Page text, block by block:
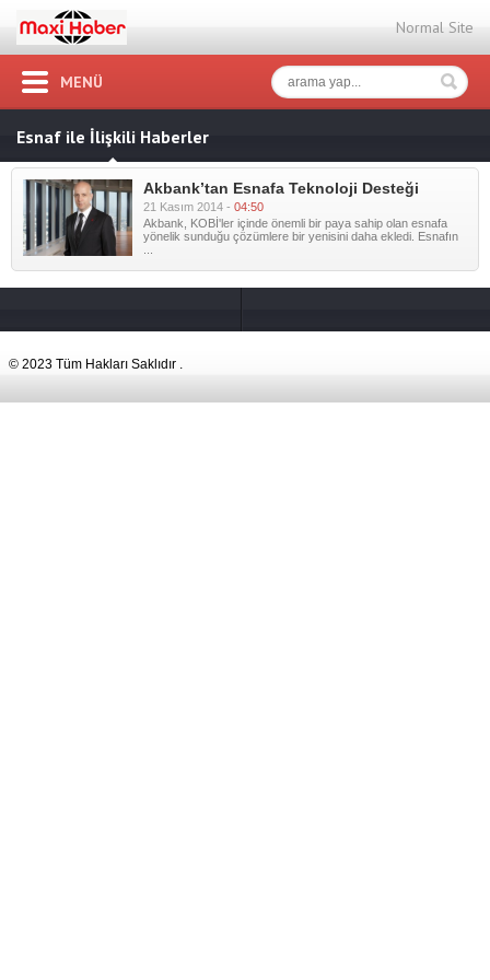
Normal Site
MENÜ
Esnaf ile İlişkili Haberler
Akbank’tan Esnafa Teknoloji Desteği
21 Kasım 2014 - 04:50
Akbank, KOBİ'ler içinde önemli bir paya sahip olan esnafa
yönelik sunduğu çözümlere bir yenisini daha ekledi. Esnafın
© 2023 Tüm Hakları Saklıdır .